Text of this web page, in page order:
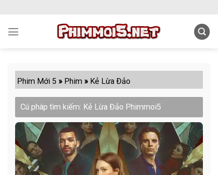
content
Phim Mới 5 » Phim » Kẻ Lừa Đảo
Cú pháp tìm kiếm: Kẻ Lừa Đảo Phimmoi5